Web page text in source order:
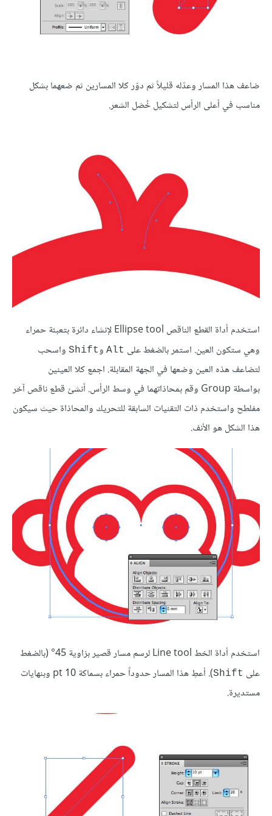
ضاعف هذا المسار وعدّله قليلاً ثم دوّر كلا المسارين ثم ضعهما بشكل
مناسب في أعلى الرأس لتشكيل خُصَل الشعر.
استخدم أداة القطع الناقص Ellipse tool لإنشاء دائرة بتعبئة حمراء
وهي ستكون العين. استمر بالضغط على Alt وShift واسحب
لتضاعف هذه العين وضعها في الجهة المقابلة. اجمع كلا العينين
بواسطة Group وقم بمحاذاتهما في وسط الرأس. أنشئ قطع ناقص آخر
مفلطح واستخدم ذات التقنيات السابقة للتحريك والمحاذاة حيث سيكون
هذا الشكل هو الأنف.
استخدم أداة الخط Line tool لرسم مسار قصير بزاوية 45° (بالضغط
على Shift
). أعطِ هذا المسار حدوداً حمراء بسماكة 10 pt وبنهايات
مستديرة.